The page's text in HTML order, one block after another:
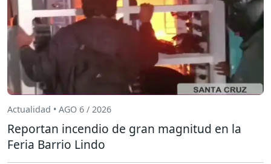
Actualidad • AGO 6 / 2026
Reportan incendio de gran magnitud en la
Feria Barrio Lindo